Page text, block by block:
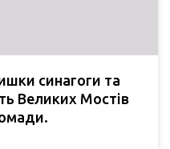
синагоги та
Великих Мостів